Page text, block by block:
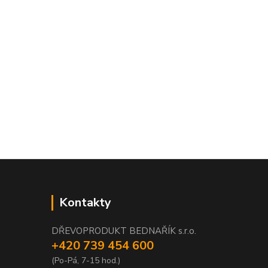
Kontakty
DŘEVOPRODUKT BEDNAŘÍK s.r.o.
+420 739 454 600
(Po-Pá, 7-15 hod.)